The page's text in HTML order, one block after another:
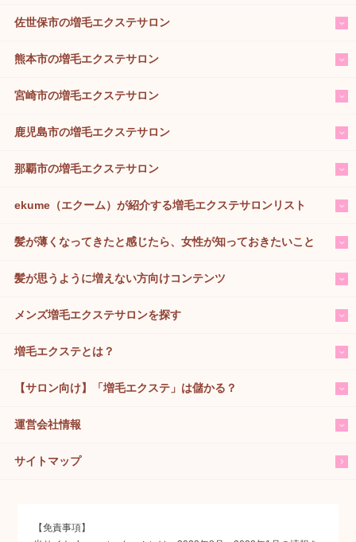
佐世保市の増毛エクステサロン
熊本市の増毛エクステサロン
宮崎市の増毛エクステサロン
鹿児島市の増毛エクステサロン
那覇市の増毛エクステサロン
ekume（エクーム）が紹介する増毛エクステサロンリスト
髪が薄くなってきたと感じたら、女性が知っておきたいこと
髪が思うように増えない方向けコンテンツ
メンズ増毛エクステサロンを探す
増毛エクステとは？
【サロン向け】「増毛エクステ」は儲かる？
運営会社情報
サイトマップ
【免責事項】